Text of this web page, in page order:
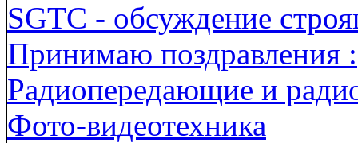
SGTC - обсуждение
Принимаю поздравления
Радиопередающие и
Фото-видеотехника